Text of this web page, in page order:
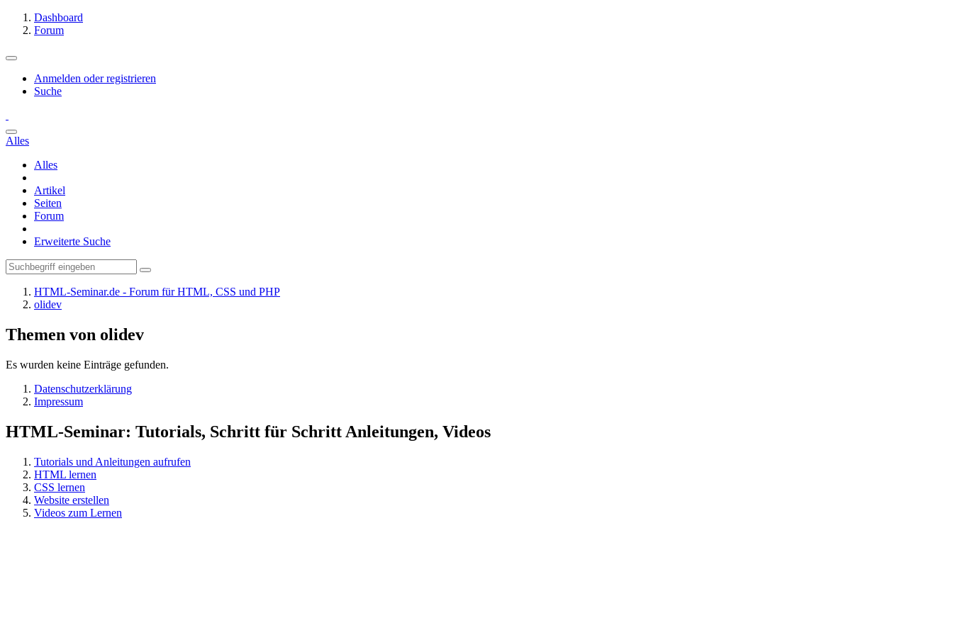
Dashboard
Forum
Anmelden oder registrieren
Suche
Alles
Alles
Artikel
Seiten
Forum
Erweiterte Suche
HTML-Seminar.de - Forum für HTML, CSS und PHP
olidev
Themen von olidev
Es wurden keine Einträge gefunden.
Datenschutzerklärung
Impressum
HTML-Seminar: Tutorials, Schritt für Schritt Anleitungen, Videos
Tutorials und Anleitungen aufrufen
HTML lernen
CSS lernen
Website erstellen
Videos zum Lernen